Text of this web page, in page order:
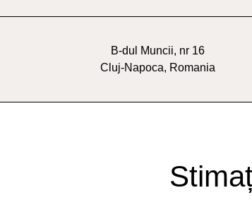
B-dul Muncii, nr 16
Cluj-Napoca, Romania